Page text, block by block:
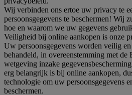
Wij verbinden ons ertoe uw privacy te
persoonsgegevens te beschermen! Wij
hoe en waarom we uw gegevens
Veiligheid bij online aankopen is onze
Uw persoonsgegevens worden veilig
behandeld, in overeenstemming met de
wetgeving inzake
erg belangrijk is bij online aankopen,
technologie om uw persoonsgegevens
beschermen.